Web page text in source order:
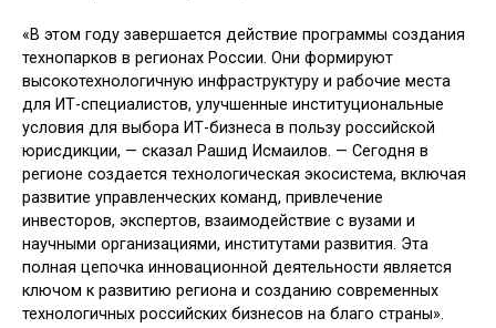
«В этом году завершается действие программы создания
технопарков в регионах России. Они формируют
высокотехнологичную инфраструктуру и рабочие места
для ИТ-специалистов, улучшенные институциональные
условия для выбора ИТ-бизнеса в пользу российской
юрисдикции, — сказал Рашид Исмаилов. — Сегодня в
регионе создается технологическая экосистема, включая
развитие управленческих команд, привлечение
инвесторов, экспертов, взаимодействие с вузами и
научными организациями, институтами развития. Эта
полная цепочка инновационной деятельности является
ключом к развитию региона и созданию современных
технологичных российских бизнесов на благо страны».